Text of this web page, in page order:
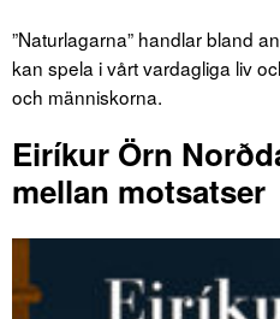
”Naturlagarna” handlar bland
kan spela i vårt vardagliga liv
och människorna.
Eiríkur Örn
mellan motsatser